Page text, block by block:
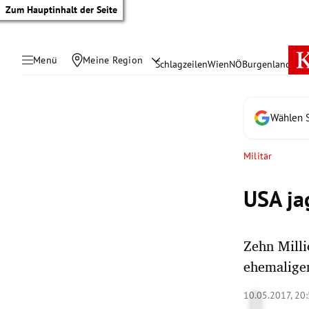
Zum Hauptinhalt der Seite
Menü Meine Region SchlagzeilenWienNÖBurgenland
Wählen
Militär
USA
Zehn
10.05.2017,